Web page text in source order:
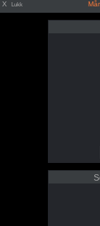
X Lukk